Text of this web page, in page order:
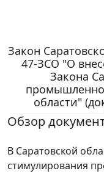
Закон
47-ЗСО "О
Закона
области"
Обзор
В Саратовской
стимулирования